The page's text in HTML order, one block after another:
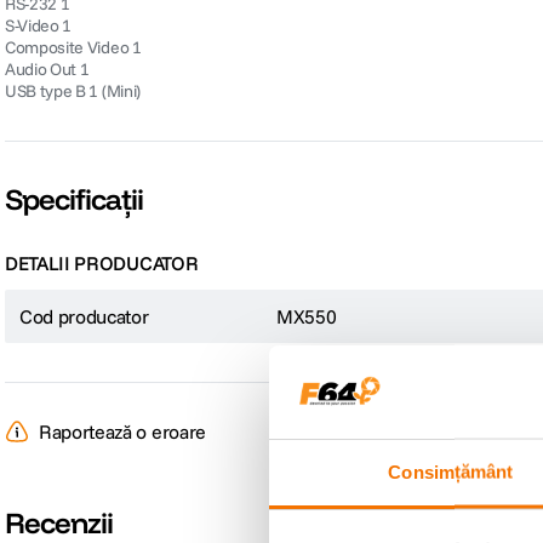
Consimțământ
S-Video 1
Composite Video 1
Audio Out 1
USB type B 1 (Mini)
Specificații
DETALII PRODUCATOR
Cod producator MX550
Raportează o eroare
Recenzii